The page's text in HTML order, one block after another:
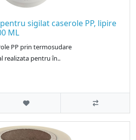
sigilat caserole PP, lipire
ML
PP prin termosudare
realizata pentru ȋn..